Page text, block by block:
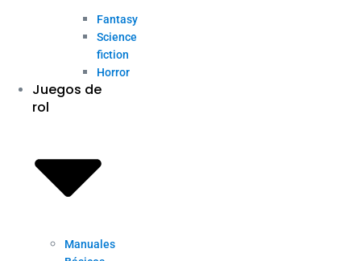
Fantasy
Science
fiction
Horror
Juegos de
rol
Manuales